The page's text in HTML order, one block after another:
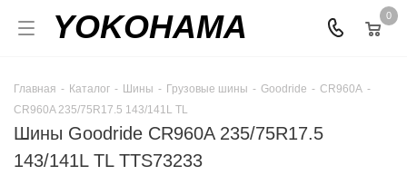
YOKOHAMA 0
Главная - Каталог - Шины - Грузовые шины - Goodride - CR960A -
CR960A 235/75R17.5 143/141L TL
Шины Goodride CR960A 235/75R17.5
143/141L TL TTS73233